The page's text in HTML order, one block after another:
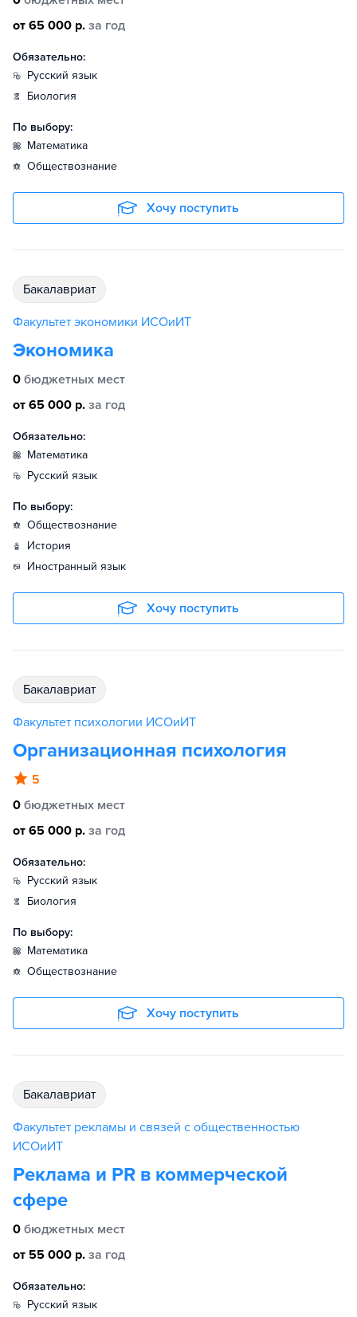
от 65 000 р. за год
Обязательно:
русский язык
биология
По выбору:
математика
обществознание
Хочу поступить
бакалавриат
Факультет экономики ИСОиИТ
Экономика
0 бюджетных мест
от 65 000 р. за год
Обязательно:
математика
русский язык
По выбору:
обществознание
история
иностранный язык
Хочу поступить
бакалавриат
Факультет психологии ИСОиИТ
Организационная психология
5
0 бюджетных мест
от 65 000 р. за год
Обязательно:
русский язык
биология
По выбору:
математика
обществознание
Хочу поступить
бакалавриат
Факультет рекламы и связей с общественностью
ИСОиИТ
Реклама и PR в коммерческой
сфере
0 бюджетных мест
от 55 000 р. за год
Обязательно:
русский язык